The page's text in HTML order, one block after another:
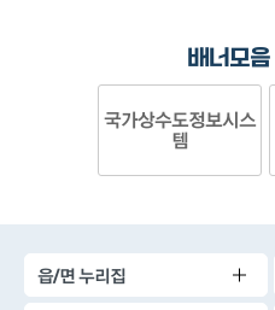
배너모음
국가상수도정보시스
템
읍/면 누리집